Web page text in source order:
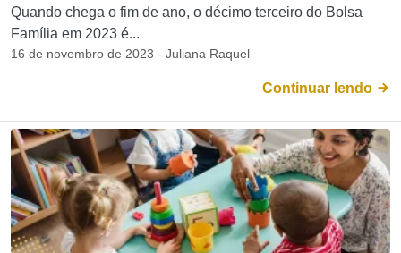
Quando chega o fim de ano, o décimo terceiro do Bolsa
Família em 2023 é...
16 de novembro de 2023 - Juliana Raquel
Continuar lendo